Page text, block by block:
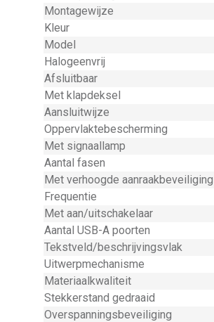
Montagewijze
Kleur
Model
Halogeenvrij
Afsluitbaar
Met klapdeksel
Aansluitwijze
Oppervlaktebescherming
Met signaallamp
Aantal fasen
Met verhoogde aanraakbeveiliging
Frequentie
Met aan/uitschakelaar
Aantal USB-A poorten
Tekstveld/beschrijvingsvlak
Uitwerpmechanisme
Materiaalkwaliteit
Stekkerstand gedraaid
Overspanningsbeveiliging